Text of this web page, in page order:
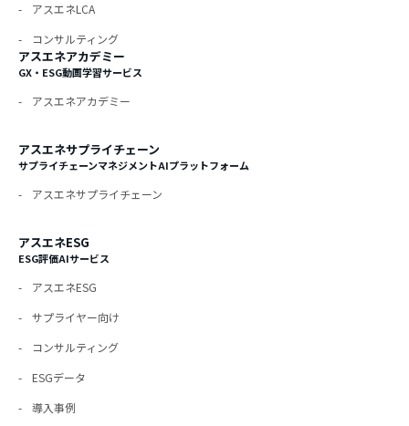
アスエネLCA
コンサルティング
アスエネアカデミー
GX・ESG動画学習サービス
アスエネアカデミー
アスエネサプライチェーン
サプライチェーンマネジメントAIプラットフォーム
アスエネサプライチェーン
アスエネESG
ESG評価AIサービス
アスエネESG
サプライヤー向け
コンサルティング
ESGデータ
導入事例